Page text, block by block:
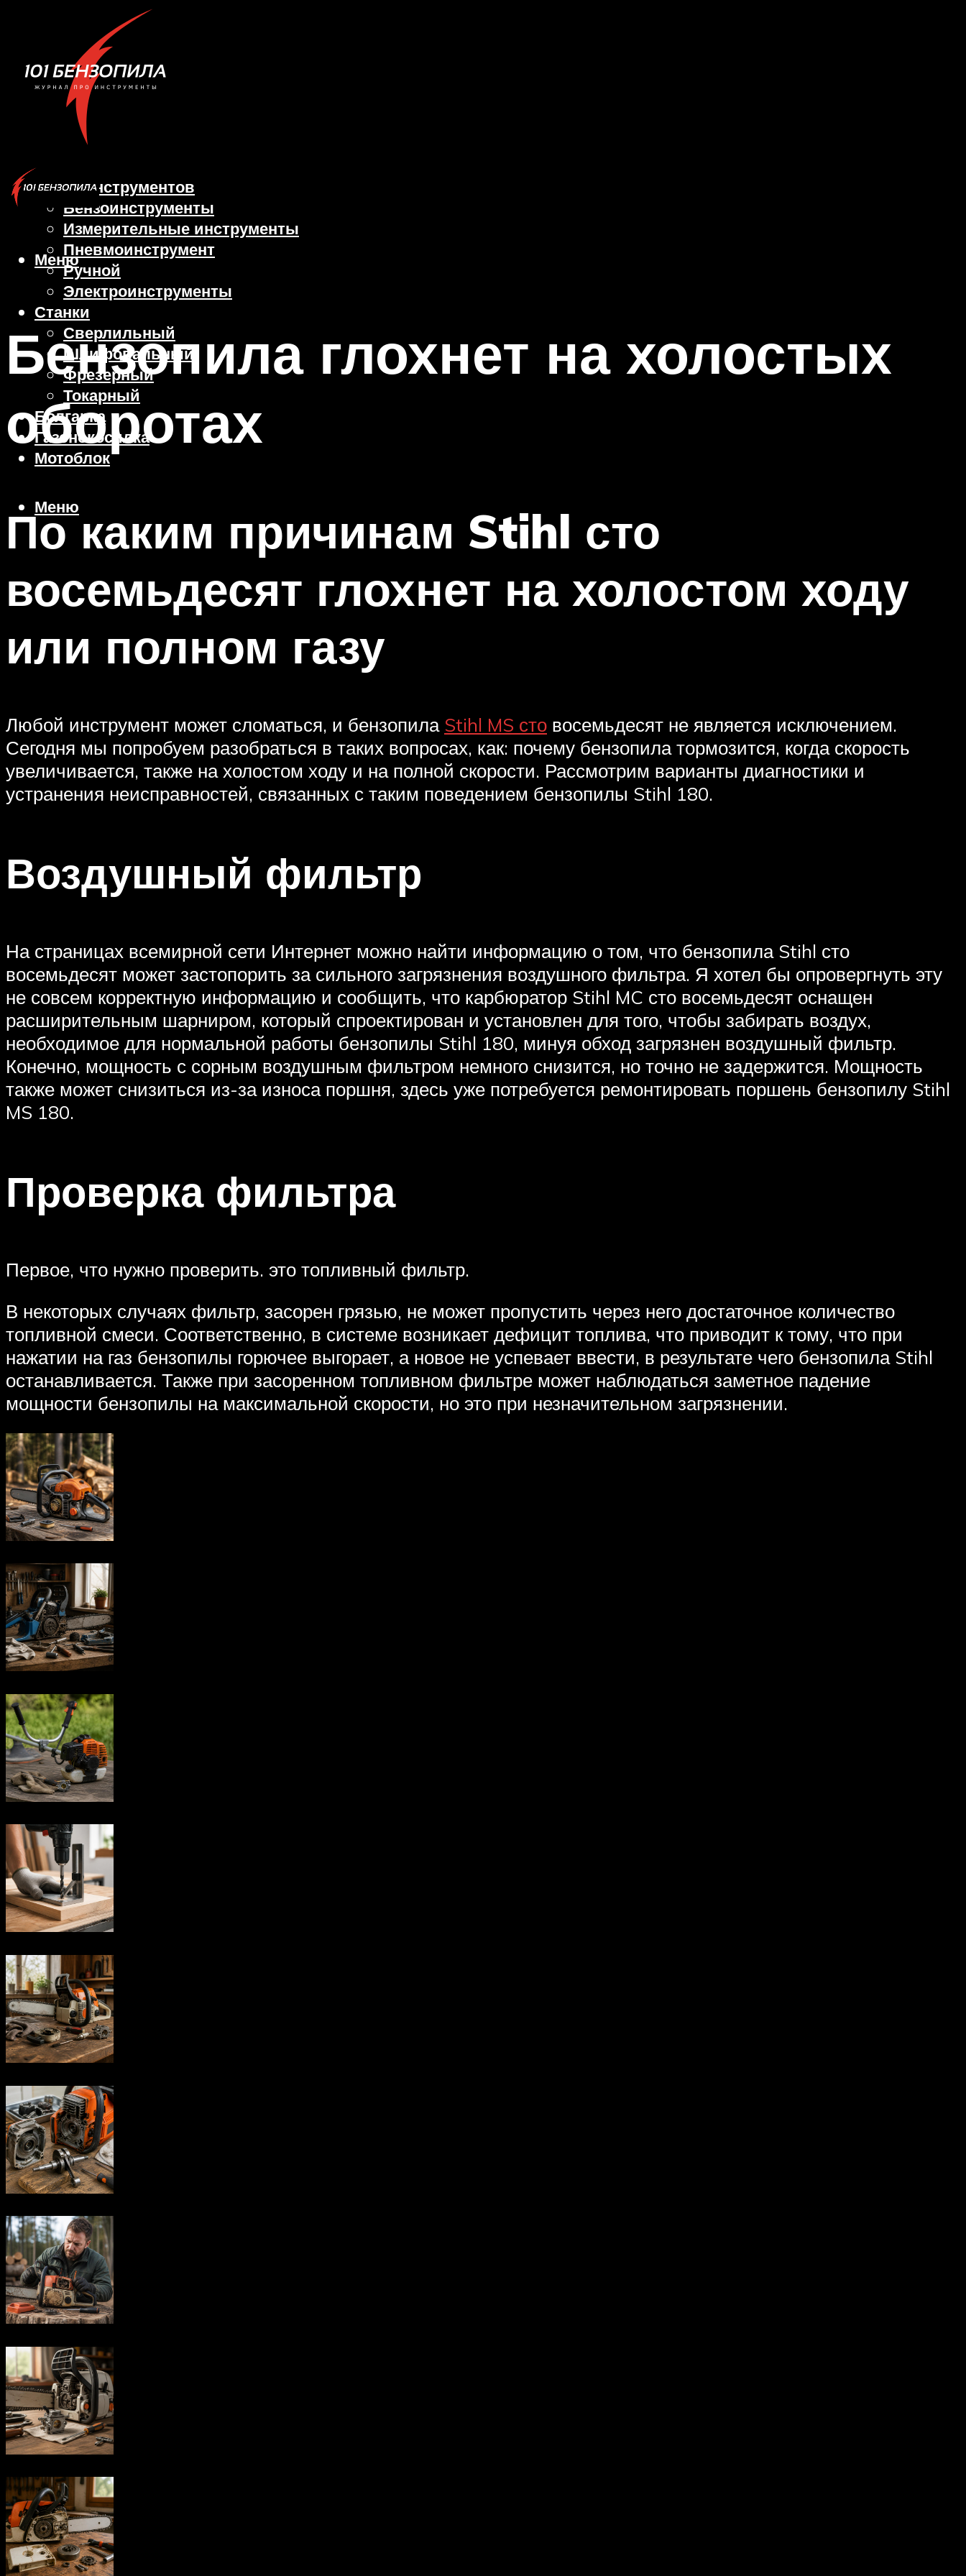
Виды инструментов
Бензоинструменты
Измерительные инструменты
Пневмоинструмент
Ручной
Электроинструменты
Станки
Сверлильный
Шлифовальный
Фрезерный
Токарный
Болгарка
Газонокосилка
Мотоблок
Меню
Меню
Бензопила глохнет на холостых
оборотах
По каким причинам Stihl сто
восемьдесят глохнет на холостом ходу
или полном газу
Любой инструмент может сломаться, и бензопила Stihl MS сто восемьдесят не является исключением.
Сегодня мы попробуем разобраться в таких вопросах, как: почему бензопила тормозится, когда скорость
увеличивается, также на холостом ходу и на полной скорости. Рассмотрим варианты диагностики и
устранения неисправностей, связанных с таким поведением бензопилы Stihl 180.
Воздушный фильтр
На страницах всемирной сети Интернет можно найти информацию о том, что бензопила Stihl сто
восемьдесят может застопорить за сильного загрязнения воздушного фильтра. Я хотел бы опровергнуть эту
не совсем корректную информацию и сообщить, что карбюратор Stihl MC сто восемьдесят оснащен
расширительным шарниром, который спроектирован и установлен для того, чтобы забирать воздух,
необходимое для нормальной работы бензопилы Stihl 180, минуя обход загрязнен воздушный фильтр.
Конечно, мощность с сорным воздушным фильтром немного снизится, но точно не задержится. Мощность
также может снизиться из-за износа поршня, здесь уже потребуется ремонтировать поршень бензопилу Stihl
MS 180.
Проверка фильтра
Первое, что нужно проверить. это топливный фильтр.
В некоторых случаях фильтр, засорен грязью, не может пропустить через него достаточное количество
топливной смеси. Соответственно, в системе возникает дефицит топлива, что приводит к тому, что при
нажатии на газ бензопилы горючее выгорает, а новое не успевает ввести, в результате чего бензопила Stihl
останавливается. Также при засоренном топливном фильтре может наблюдаться заметное падение
мощности бензопилы на максимальной скорости, но это при незначительном загрязнении.